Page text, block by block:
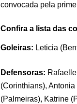
convocada pela
Confira a lista das
Goleiras: Leticia
Defensoras:
(Corinthians),
(Palmeiras), Katrine